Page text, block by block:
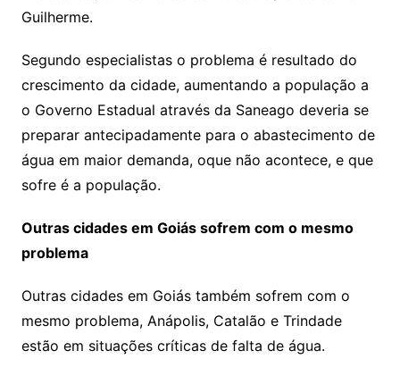
Guilherme.
Segundo especialistas o problema é resultado do
crescimento da cidade, aumentando a população a
o Governo Estadual através da Saneago deveria se
preparar antecipadamente para o abastecimento de
água em maior demanda, oque não acontece, e que
sofre é a população.
Outras cidades em Goiás sofrem com o mesmo
problema
Outras cidades em Goiás também sofrem com o
mesmo problema, Anápolis, Catalão e Trindade
estão em situações críticas de falta de água.